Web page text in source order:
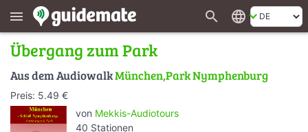
menu search language
Übergang zum Park
Aus dem AudiowalkMünchen,Park Nymphenburg
Preis: 5.49 €
von Mekkis-Audiotours
40 Stationen